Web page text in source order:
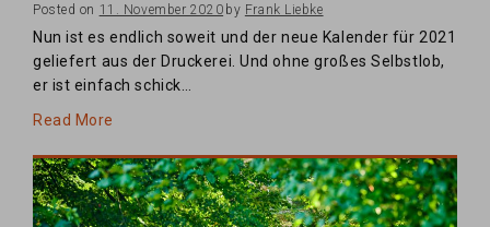
Posted on 11. November 2020 by Frank Liebke
Nun ist es endlich soweit und der neue Kalender für 2021
geliefert aus der Druckerei. Und ohne großes Selbstlob,
er ist einfach schick…
Read More